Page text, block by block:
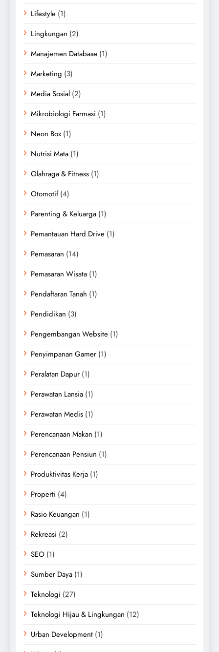
Lifestyle (1)
Lingkungan (2)
Manajemen Database (1)
Marketing (3)
Media Sosial (2)
Mikrobiologi Farmasi (1)
Neon Box (1)
Nutrisi Mata (1)
Olahraga & Fitness (1)
Otomotif(4)
Parenting & Keluarga (1)
Pemantauan Hard Drive (1)
Pemasaran (14)
Pemasaran Wisata (1)
Pendaftaran Tanah (1)
Pendidikan (3)
Pengembangan Website (1)
Penyimpanan Gamer (1)
Peralatan Dapur (1)
Perawatan Lansia (1)
Perawatan Medis (1)
Perencanaan Makan (1)
Perencanaan Pensiun (1)
Produktivitas Kerja (1)
Properti (4)
Rasio Keuangan (1)
Rekreasi (2)
SEO (1)
Sumber Daya (1)
Teknologi (27)
Teknologi Hijau & Lingkungan (12)
Urban Development (1)